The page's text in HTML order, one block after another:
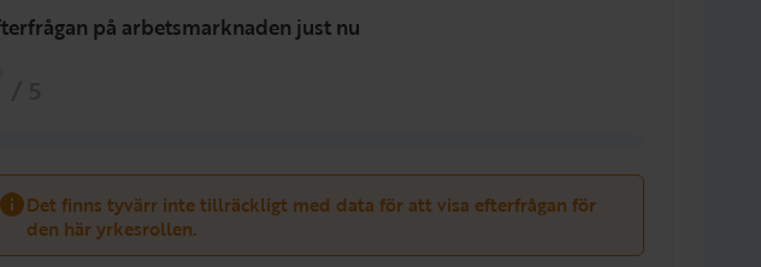
på arbetsmarknaden just nu
Det finns tyvärr inte tillräckligt med data för att visa efterfrågan för
den här yrkesrollen.